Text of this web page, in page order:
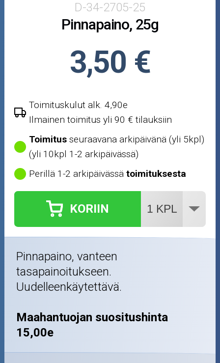
Öljyt ja kemikaalit
Outlet-tuotteet
D-34-2705-25
Pinnapaino, 25g
3,50 €
Toimituskulut alk. 4,90e
Ilmainen toimitus yli 90 € tilauksiin
Toimitus seuraavana arkipäivänä (yli 5kpl)
(yli 10kpl 1-2 arkipäivässä)
Perillä 1-2 arkipäivässätoimituksesta
KORIIN
Pinnapaino, vanteen
tasapainoitukseen.
Uudelleenkäytettävä.
Maahantuojan suositushinta
15,00e